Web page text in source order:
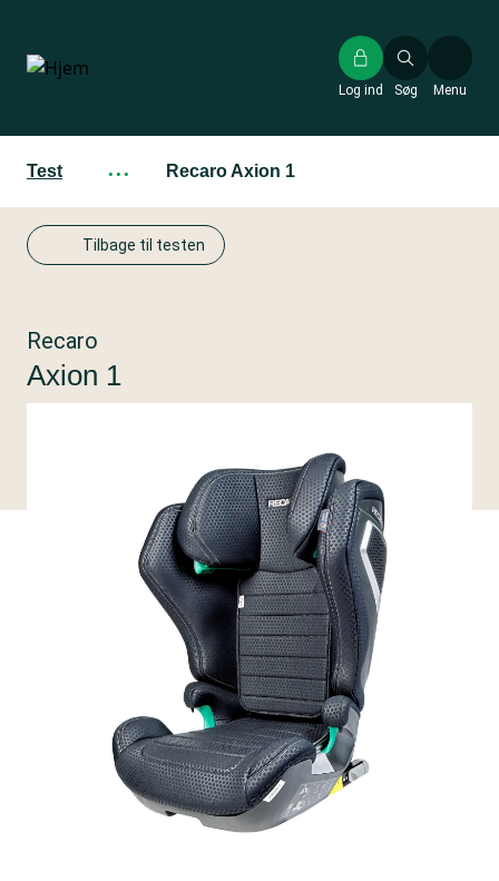
hovedindhold
Søg
Log ind Menu
Test ··· Recaro Axion 1
Tilbage til testen
Recaro
Axion 1